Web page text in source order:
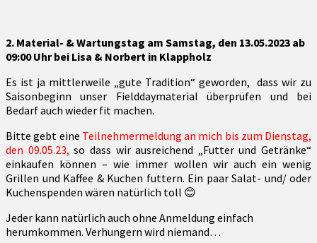
2. Material- & Wartungstag am Samstag, den 13.05.2023 ab
09:00 Uhr bei Lisa & Norbert in Klappholz
Es ist ja mittlerweile „gute Tradition“ geworden, dass wir zu
Saisonbeginn unser Fielddaymaterial überprüfen und bei
Bedarf auch wieder fit machen.
Bitte gebt eine Teilnehmermeldung an mich bis zum Dienstag,
den 09.05.23, so dass wir ausreichend „Futter und Getränke“
einkaufen können – wie immer wollen wir auch ein wenig
Grillen und Kaffee & Kuchen futtern. Ein paar Salat- und/ oder
Kuchenspenden wären natürlich toll 😊
Jeder kann natürlich auch ohne Anmeldung einfach
herumkommen. Verhungern wird niemand…